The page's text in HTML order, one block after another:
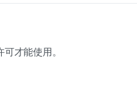
才能使用。